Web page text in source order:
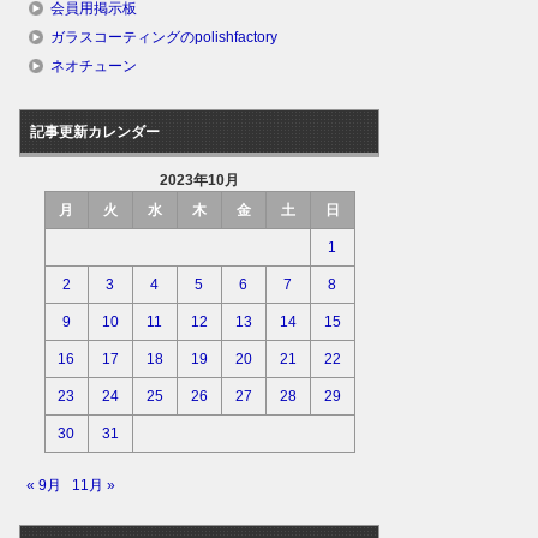
会員用掲示板
ガラスコーティングのpolishfactory
ネオチューン
記事更新カレンダー
2023年10月
月
火 水 木 金 土 日
1
2 3 4 5 6 7 8
9 10 11 12 13 14 15
16 17 18 19 20 21 22
23 24 25 26 27 28 29
30 31
« 9月 11月 »